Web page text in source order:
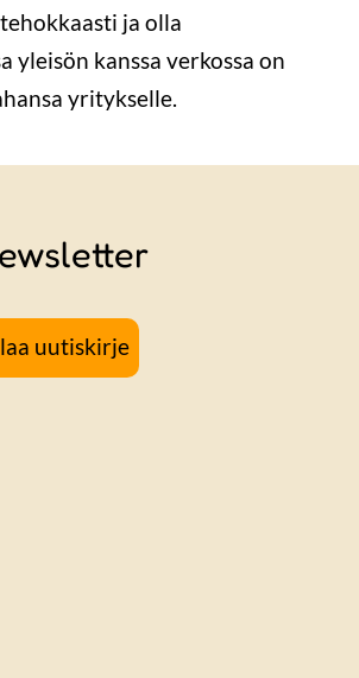
ja olla
yleisön kanssa verkossa on
yritykselle.
uutiskirje